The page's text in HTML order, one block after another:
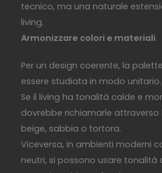
tecnico, ma una naturale
living.
Armonizzare colori e materiali
Per un design coerente, la
essere studiata in modo unitario.
Se il living ha tonalità calde e
dovrebbe richiamarle attraverso
beige, sabbia o tortora.
Viceversa, in ambienti moderni
neutri, si possono usare tonalità